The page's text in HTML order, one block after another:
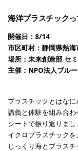
海洋プラスチック
開催日：8/14
市区町村：静岡県熱海
場所：未来創造部 セ
主催：NPO法人ブル
プラスチックとはな
講義と体験を組み合
シートで振り返りま
イクロプラスチックを
じっくり海とプラス